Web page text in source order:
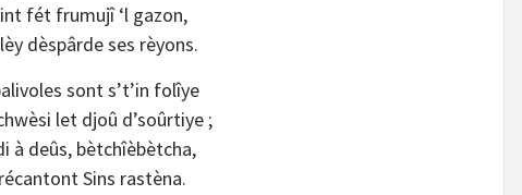
fét frumujî ‘l gazon,
dèspârde ses rèyons.
sont s’t’in folîye
let djoû d’soûrtiye ;
à deûs, bètchîèbètcha,
Sins rastèna.